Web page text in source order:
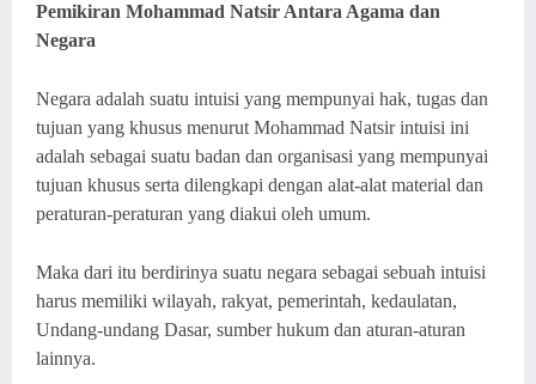
Pemikiran Mohammad Natsir Antara Agama dan
Negara
Negara adalah suatu intuisi yang mempunyai hak, tugas dan
tujuan yang khusus menurut Mohammad Natsir intuisi ini
adalah sebagai suatu badan dan organisasi yang mempunyai
tujuan khusus serta dilengkapi dengan alat-alat material dan
peraturan-peraturan yang diakui oleh umum.
Maka dari itu berdirinya suatu negara sebagai sebuah intuisi
harus memiliki wilayah, rakyat, pemerintah, kedaulatan,
Undang-undang Dasar, sumber hukum dan aturan-aturan
lainnya.